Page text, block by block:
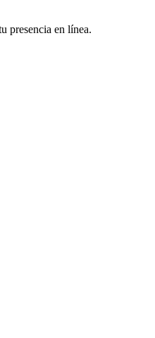
presencia en línea.